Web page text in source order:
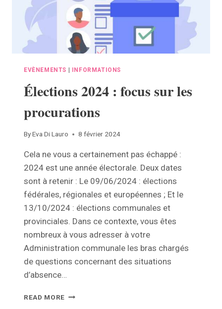
EVÈNEMENTS | INFORMATIONS
Élections 2024 : focus sur les
procurations
ByEva Di Lauro 8 février 2024
Cela ne vous a certainement pas échappé :
2024 est une année électorale. Deux dates
sont à retenir : Le 09/06/2024 : élections
fédérales, régionales et européennes ; Et le
13/10/2024 : élections communales et
provinciales. Dans ce contexte, vous êtes
nombreux à vous adresser à votre
Administration communale les bras chargés
de questions concernant des situations
d’absence…
READ MORE ÉLECTIONS